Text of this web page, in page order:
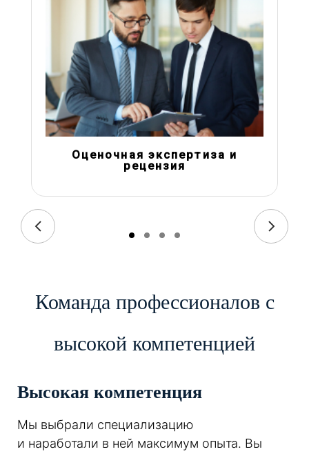
Оценочная экспертиза и
рецензия
Команда профессионалов с
высокой компетенцией
Высокая компетенция
Мы выбрали специализацию
и наработали в ней максимум опыта. Вы